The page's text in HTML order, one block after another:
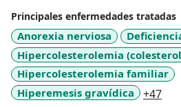
Principales enfermedades tratadas
Anorexia nerviosa
Hipercolesterolemia
Hipercolesterolemia familiar
Hiperemesis gravídica
+47